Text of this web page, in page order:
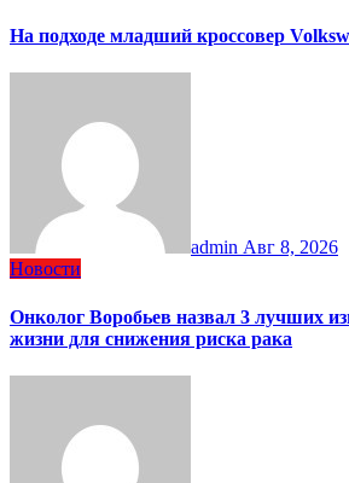
На подходе младший кроссовер
admin Авг 8, 2026
Новости
Онколог Воробьев назвал 3 лучших
жизни для снижения риска рака